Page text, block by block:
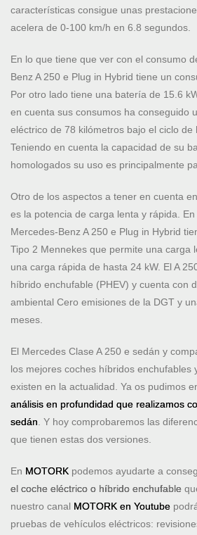
características consigue unas
acelera de 0-100 km/h en 6.8 segundos.
En lo que tiene que ver con el consumo
Benz A 250 e Plug in Hybrid tiene un
Por otro lado tiene una batería de 15.6
en cuenta sus consumos ha conseguido
eléctrico de 78 kilómetros bajo el ciclo de
Teniendo en cuenta la capacidad de su
homologados su uso es principalmente
Otro de los aspectos a tener en cuenta
es la potencia de carga lenta y rápida.
Mercedes-Benz A 250 e Plug in Hybrid
Tipo 2 Mennekes que permite una carga
una carga rápida de hasta 24 kW. El A
híbrido enchufable (PHEV) y cuenta con
ambiental Cero emisiones de la DGT y
meses.
El Mercedes Clase A 250 e sedán y
los mejores coches híbridos enchufables
existen en la actualidad. Ya os pudimos
análisis en profundidad que realizamos
sedán. Y hoy comprobaremos las
que tienen estas dos versiones.
En MOTORK podemos ayudarte a
el coche eléctrico o híbrido enchufable
nuestro canal MOTORK en Youtube
pruebas de vehículos eléctricos: